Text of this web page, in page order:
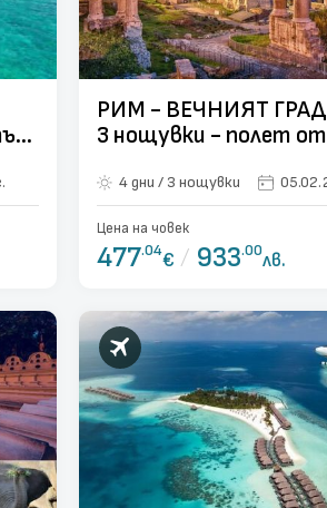
РИМ - ВЕЧНИЯТ ГРАД
3 нощувки -
4 дни / 3 нощувки
Цена на човек
477.04€ / 933.00лв.